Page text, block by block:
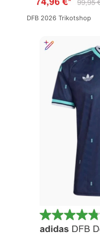
DFB 2026 Trikotshop